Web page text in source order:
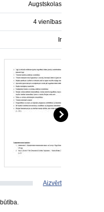
Augstskolas
4 vienības
Ir
Aizvērt